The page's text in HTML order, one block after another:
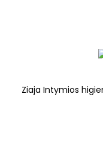
Ziaja Intymios